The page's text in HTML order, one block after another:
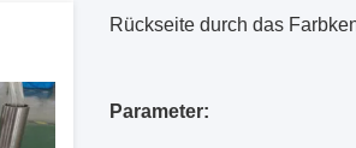
Rückseite durch das
Parameter: